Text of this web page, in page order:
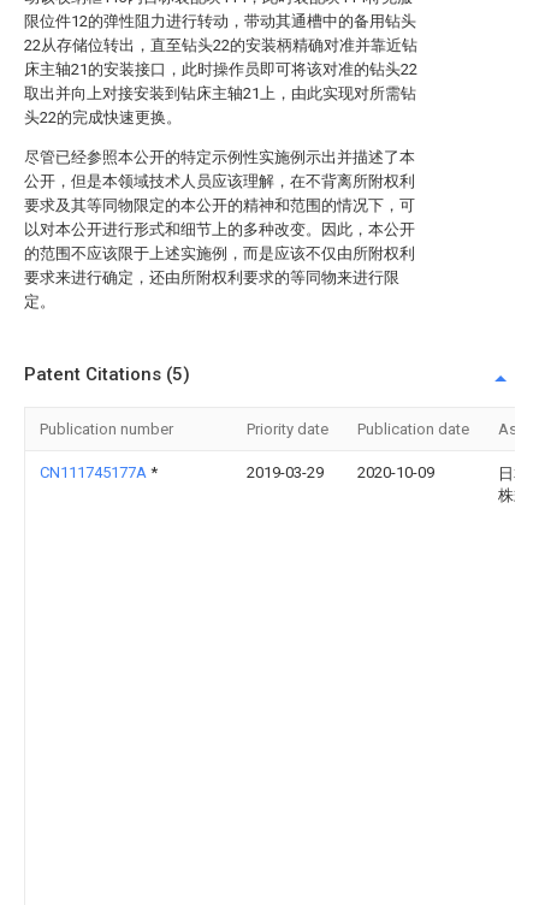
限位件12的弹性阻力进行转动，带动其通槽中的备用钻头
22从存储位转出，直至钻头22的安装柄精确对准并靠近钻
床主轴21的安装接口，此时操作员即可将该对准的钻头22
取出并向上对接安装到钻床主轴21上，由此实现对所需钻
头22的完成快速更换。
尽管已经参照本公开的特定示例性实施例示出并描述了本
公开，但是本领域技术人员应该理解，在不背离所附权利
要求及其等同物限定的本公开的精神和范围的情况下，可
以对本公开进行形式和细节上的多种改变。因此，本公开
的范围不应该限于上述实施例，而是应该不仅由所附权利
要求来进行确定，还由所附权利要求的等同物来进行限
定。
Patent Citations (5)
Publication number Priority date Publication date
CN111745177A * 2019-03-29 2020-10-09
日本
株式